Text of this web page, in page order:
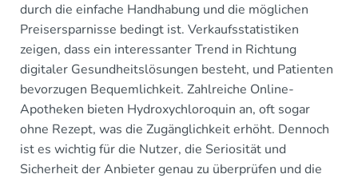
durch die einfache Handhabung und die möglichen
Preisersparnisse bedingt ist. Verkaufsstatistiken
zeigen, dass ein interessanter Trend in Richtung
digitaler Gesundheitslösungen besteht, und Patienten
bevorzugen Bequemlichkeit. Zahlreiche Online-
Apotheken bieten Hydroxychloroquin an, oft sogar
ohne Rezept, was die Zugänglichkeit erhöht. Dennoch
ist es wichtig für die Nutzer, die Seriosität und
Sicherheit der Anbieter genau zu überprüfen und die